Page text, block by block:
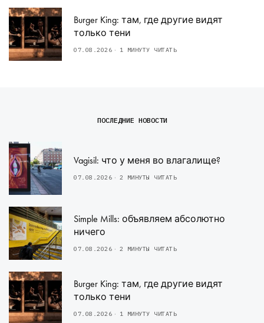
Burger King: там, где другие видят
только тени
07.08.2026 1 МИНУТУ ЧИТАТЬ
ПОСЛЕДНИЕ НОВОСТИ
Vagisil: что у меня во влагалище?
07.08.2026 2 МИНУТЫ ЧИТАТЬ
Simple Mills: объявляем абсолютно
ничего
07.08.2026 2 МИНУТЫ ЧИТАТЬ
Burger King: там, где другие видят
только тени
07.08.2026 1 МИНУТУ ЧИТАТЬ